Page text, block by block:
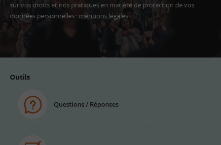
sur vos droits et nos pratiques en matière de protection de vos
données personnelles : mentions légales
Outils
Questions / Réponses